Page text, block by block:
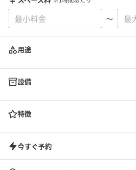
〜
用途
設備
特徴
今すぐ予約